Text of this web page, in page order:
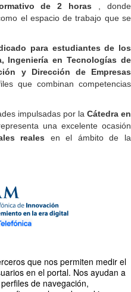
que nos permiten medir el
en el portal. Nos ayudan a
de navegación,
de 2 horas , donde
el espacio de trabajo que se
para estudiantes de los
Ingeniería en Tecnologías de
y Dirección de Empresas
que combinan competencias
impulsadas por la Cátedra en
una excelente ocasión
reales en el ámbito de la